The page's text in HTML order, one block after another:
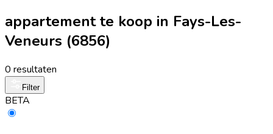
appartement te koop in Fays-Les-
Veneurs (6856)
0 resultaten
Filter
BETA